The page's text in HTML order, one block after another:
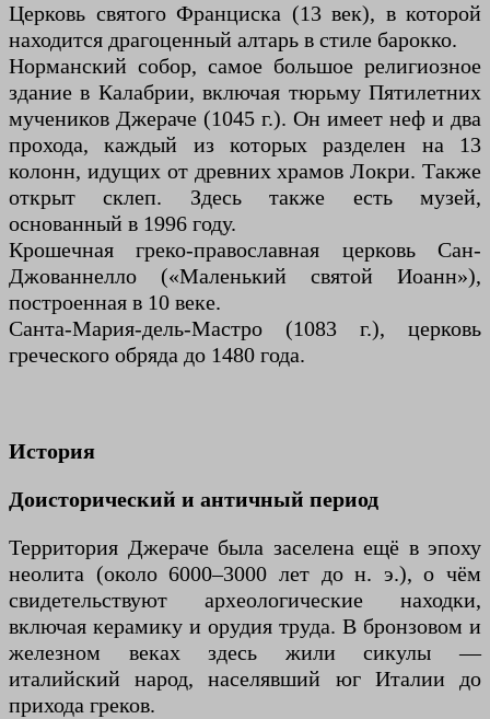
Церковь святого Франциска (13 век), в которой
находится драгоценный алтарь в стиле барокко.
Норманский собор, самое большое религиозное
здание в Калабрии, включая тюрьму Пятилетних
мучеников Джераче (1045 г.). Он имеет неф и два
прохода, каждый из которых разделен на 13
колонн, идущих от древних храмов Локри. Также
открыт склеп. Здесь также есть музей,
основанный в 1996 году.
Крошечная греко-православная церковь Сан-
Джованнелло («Маленький святой Иоанн»),
построенная в 10 веке.
Санта-Мария-дель-Мастро (1083 г.), церковь
греческого обряда до 1480 года.
История
Доисторический и античный период
Территория Джераче была заселена ещё в эпоху
неолита (около 6000–3000 лет до н. э.), о чём
свидетельствуют археологические находки,
включая керамику и орудия труда. В бронзовом и
железном веках здесь жили сикулы —
италийский народ, населявший юг Италии до
прихода греков.